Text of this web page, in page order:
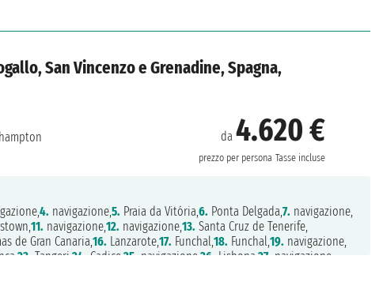
San Vincenzo e Grenadine, Spagna,
da4.620 €
prezzo per persona Tasse incluse
4. navigazione,5. Praia da Vitória,6. Ponta Delgada,7. navigazione,
11. navigazione,12. navigazione,13. Santa Cruz de Tenerife,
de Gran Canaria,16. Lanzarote,17. Funchal,18. Funchal,19. navigazione,
23. Tangeri,24. Cadice,25. navigazione,26. Lisbona,27. navigazione,